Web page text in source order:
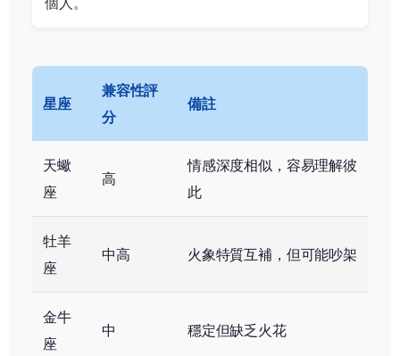
星座
兼容性評
分
備註
天蠍
座
高
情感深度相似，容易理解彼
此
牡羊
座
中高 火象特質互補，但可能吵架
金牛
座
中 穩定但缺乏火花